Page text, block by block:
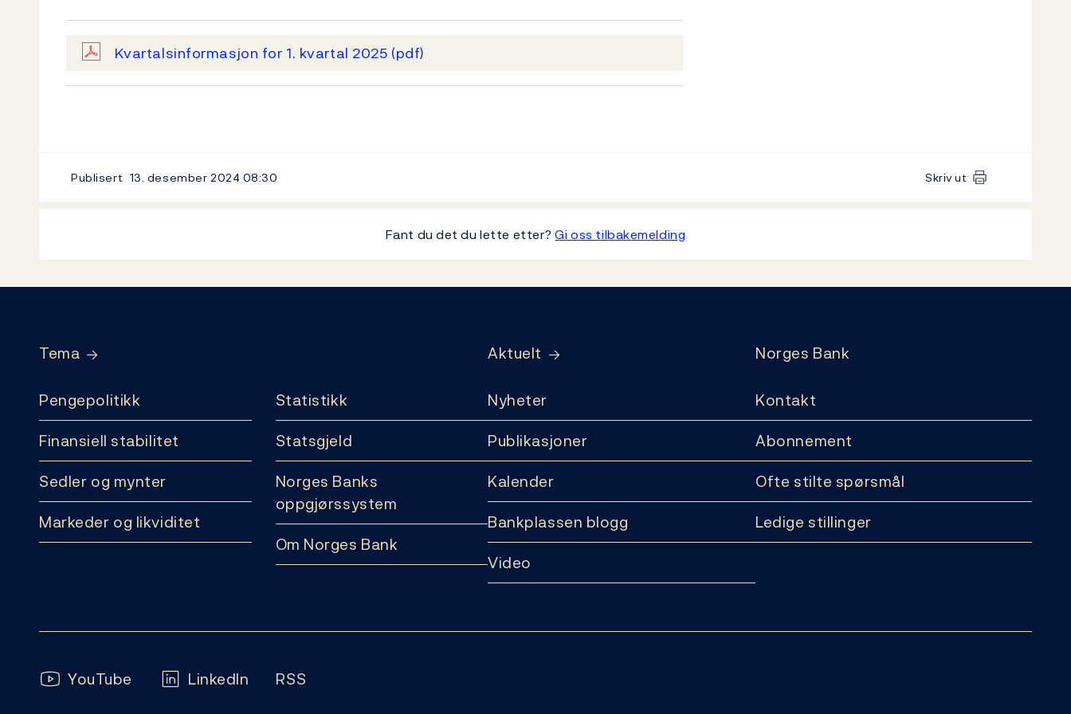
Kvartalsinformasjon for 1. kvartal 2025 (pdf)
Publisert 13. desember 2024 08:30 Skriv ut
Fant du det du lette etter?Gi oss tilbakemelding
Tema
Pengepolitikk
Finansiell stabilitet
Sedler og mynter
Markeder og likviditet
Statistikk
Statsgjeld
Norges Banks
oppgjørssystem
Om Norges Bank
Aktuelt
Nyheter
Publikasjoner
Kalender
Bankplassen blogg
Video
Norges Bank
Kontakt
Abonnement
Ofte stilte spørsmål
Ledige stillinger
Følg oss:
YouTube LinkedIn RSS